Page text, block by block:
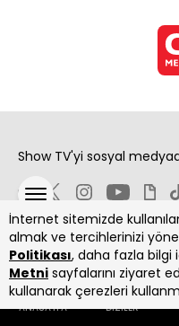
ANASAYFA DİZİLER
İnternet sitemizde
almak ve tercihlerinizi
Politikası, daha fazla bilgi
Metni sayfalarını ziyaret
kullanarak çerezleri
Show TV'yi sosyal
Copyright 2026 Show